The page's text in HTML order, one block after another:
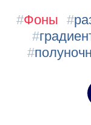
#Фоны #
#
#